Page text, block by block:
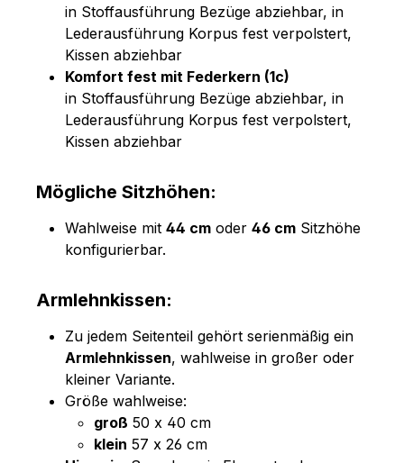
in Stoffausführung Bezüge abziehbar, in
Lederausführung Korpus fest verpolstert,
Kissen abziehbar
Komfort fest mit Federkern (1c)
in Stoffausführung Bezüge abziehbar, in
Lederausführung Korpus fest verpolstert,
Kissen abziehbar
Mögliche Sitzhöhen:
Wahlweise mit 44 cm oder 46 cm Sitzhöhe
konfigurierbar.
Armlehnkissen:
Zu jedem Seitenteil gehört serienmäßig ein
Armlehnkissen, wahlweise in großer oder
kleiner Variante.
Größe wahlweise:
groß 50 x 40 cm
klein 57 x 26 cm